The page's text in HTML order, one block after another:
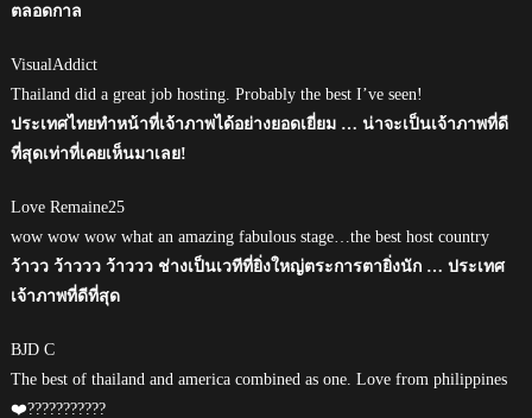
ตลอดกาล
VisualAddict
Thailand did a great job hosting. Probably the best I’ve seen!
ประเทศไทยทำหน้าที่เจ้าภาพได้อย่างยอดเยี่ยม … น่าจะเป็นเจ้าภาพที่ดี
ที่สุดเท่าที่เคยเห็นมาเลย!
Love Remaine25
wow wow wow what an amazing fabulous stage…the best host country
ว้าวว ว้าววว ว้าววว ช่างเป็นเวทีที่ยิ่งใหญ่ตระการตายิ่งนัก … ประเทศ
เจ้าภาพที่ดีที่สุด
BJD C
The best of thailand and america combined as one. Love from philippines
❤️???????????